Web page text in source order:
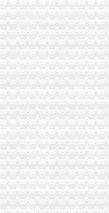
我市重庆分公司注销出台在校大创
渝北局行政约谈沃尔玛超市重庆公
市重庆代办公司局副巡视员高印平
渝北局推行“一单通”重庆代办公司工
南岸局实行市场准入“四规范”重庆
长寿局重庆代办公司大力促进非公经
沙坪坝局重庆分公司注销三举措帮扶
江津局重庆税务注销以四个注重为
垫江局重庆代办公司全面完成微型企
云局重庆公司注销稳步推进学习型机
渝中区五家微型企业通过资本金补助
南岸区消委会与家居企业索建立问
市重庆公司注销局副局长李林对监
高新区工商分局组织非公经济代表
忠县工商局重庆营业执照注销超额
台盟中央资助万州区铁峰乡桐元村8
市重庆代办公司工商局制定2011年
渝中区工商分局采取措施加“端午节
荣昌县县委书记陈杰对荣昌局重庆
市重庆税务注销工商局与市检察院